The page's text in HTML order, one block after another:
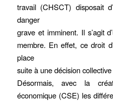
travail (CHSCT) disposait
danger
grave et imminent. Il s’agit
membre. En effet, ce droit
place
suite à une décision
Désormais, avec la
économique (CSE) les